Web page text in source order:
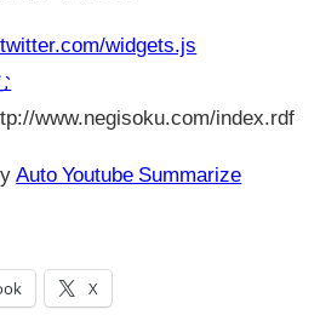
widgets.js
www.negisoku.com/index.rdf
Auto Youtube Summarize
X